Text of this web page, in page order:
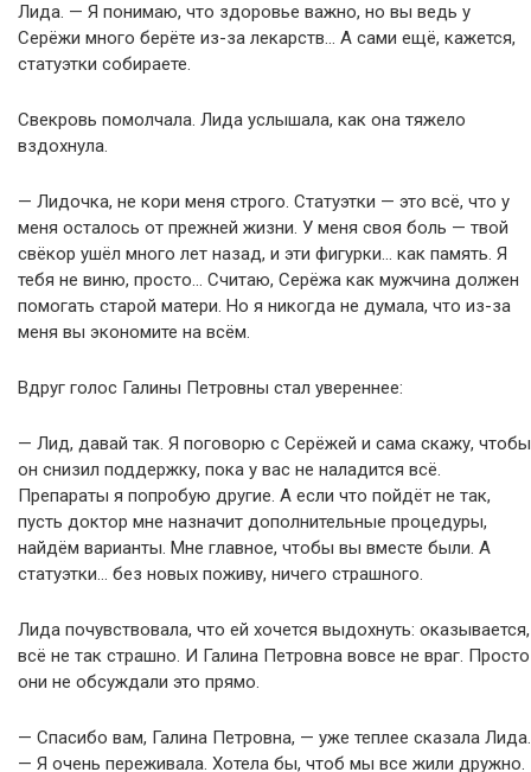
Лида. — Я понимаю, что здоровье важно, но вы ведь у
Серёжи много берёте из-за лекарств… А сами ещё, кажется,
статуэтки собираете.
Свекровь помолчала. Лида услышала, как она тяжело
вздохнула.
— Лидочка, не кори меня строго. Статуэтки — это всё, что у
меня осталось от прежней жизни. У меня своя боль — твой
свёкор ушёл много лет назад, и эти фигурки… как память. Я
тебя не виню, просто… Считаю, Серёжа как мужчина должен
помогать старой матери. Но я никогда не думала, что из-за
меня вы экономите на всём.
Вдруг голос Галины Петровны стал увереннее:
— Лид, давай так. Я поговорю с Серёжей и сама скажу, чтобы
он снизил поддержку, пока у вас не наладится всё.
Препараты я попробую другие. А если что пойдёт не так,
пусть доктор мне назначит дополнительные процедуры,
найдём варианты. Мне главное, чтобы вы вместе были. А
статуэтки… без новых поживу, ничего страшного.
Лида почувствовала, что ей хочется выдохнуть: оказывается,
всё не так страшно. И Галина Петровна вовсе не враг. Просто
они не обсуждали это прямо.
— Спасибо вам, Галина Петровна, — уже теплее сказала Лида.
— Я очень переживала. Хотела бы, чтоб мы все жили дружно.